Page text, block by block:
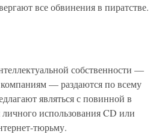
все обвинения в пиратстве.
собственности —
— раздаются по всему
являться с повинной в
использования CD или
тюрьму.